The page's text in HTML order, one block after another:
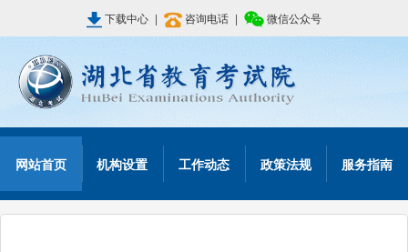
下载中心 | 咨询电话 | 微信公众号
网站首页 机构设置 工作动态 政策法规 服务指南